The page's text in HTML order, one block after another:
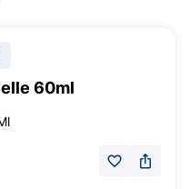
60ml